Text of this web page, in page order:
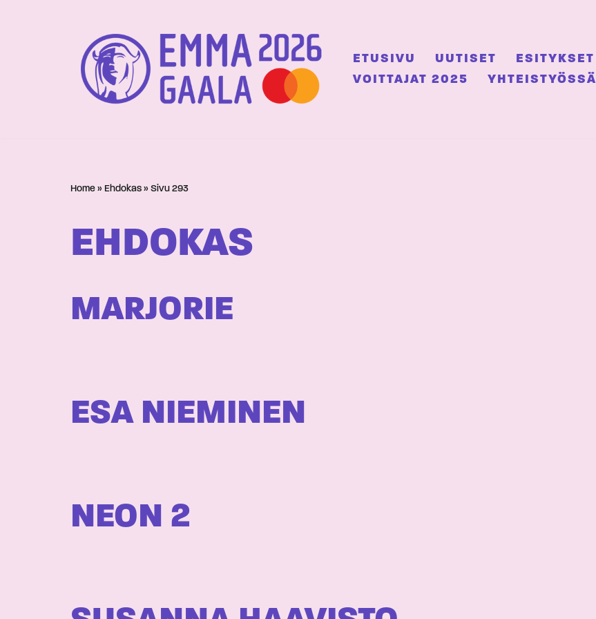
ETUSIVU UUTISET ESITYKSET
VOITTAJAT 2025
YHTEISTYÖSSÄ
Home » Ehdokas » Sivu 293
EHDOKAS
MARJORIE
ESA NIEMINEN
NEON 2